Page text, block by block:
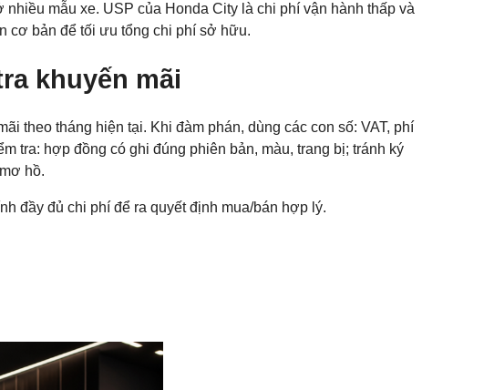
mẫu xe. USP của Honda City là chi phí vận hành thấp và
cơ bản để tối ưu tổng chi phí sở hữu.
khuyến mãi
theo tháng hiện tại. Khi đàm phán, dùng các con số: VAT, phí
tra: hợp đồng có ghi đúng phiên bản, màu, trang bị; tránh ký
hồ.
đầy đủ chi phí để ra quyết định mua/bán hợp lý.